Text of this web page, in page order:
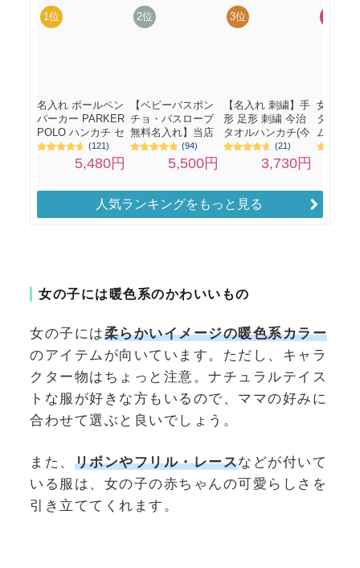
人気ランキングをもっと見る
女の子には暖色系のかわいいもの
女の子には柔らかいイメージの暖色系カラー
のアイテムが向いています。ただし、キャラ
クター物はちょっと注意。ナチュラルテイス
トな服が好きな方もいるので、ママの好みに
合わせて選ぶと良いでしょう。
また、 リボンやフリル・レースなどが付いて
いる服は、女の子の赤ちゃんの可愛らしさを
引き立ててくれます。